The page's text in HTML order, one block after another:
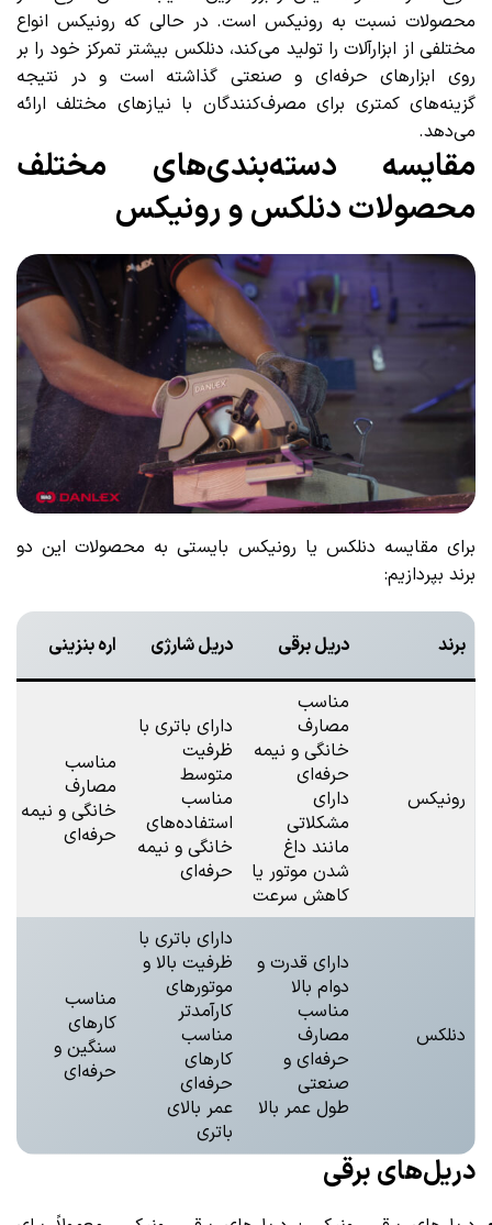
محصولات نسبت به رونیکس است. در حالی که رونیکس انواع
مختلفی از ابزارآلات را تولید می‌کند، دنلکس بیشتر تمرکز خود را بر
روی ابزارهای حرفه‌ای و صنعتی گذاشته است و در نتیجه
گزینه‌های کمتری برای مصرف‌کنندگان با نیازهای مختلف ارائه
می‌دهد.
مقایسه دسته‌بندی‌های مختلف
محصولات دنلکس و رونیکس
برای مقایسه دنلکس یا رونیکس بایستی به محصولات این دو
برند بپردازیم:
برند دریل برقی دریل شارژی اره بنزینی
رونیکس
مناسب
مصارف
خانگی و نیمه
حرفه‌ای
دارای
مشکلاتی
مانند داغ
شدن موتور یا
کاهش سرعت
دارای باتری با
ظرفیت
متوسط
مناسب
استفاده‌های
خانگی و نیمه
حرفه‌ای
مناسب
مصارف
خانگی و نیمه
حرفه‌ای
دنلکس
دارای قدرت و
دوام بالا
مناسب
مصارف
حرفه‌ای و
صنعتی
طول عمر بالا
دارای باتری با
ظرفیت بالا و
موتورهای
کارآمدتر
مناسب
کارهای
حرفه‌ای
عمر بالای
باتری
مناسب
کارهای
سنگین و
حرفه‌ای
دریل‌های برقی